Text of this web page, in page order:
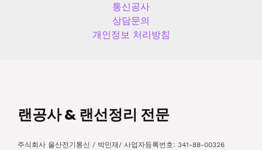
통신공사
상담문의
개인정보 처리방침
랜공사 & 랜선정리 전문
주식회사 울산전기통신 / 박민재/ 사업자등록번호: 341-88-00326